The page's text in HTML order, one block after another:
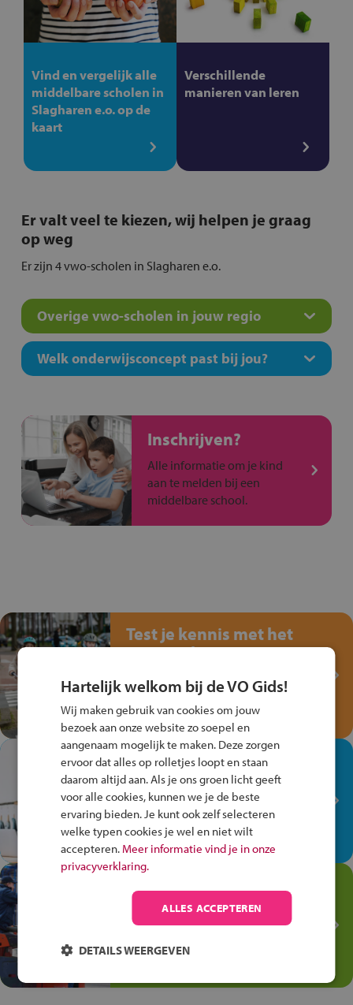
Vind en vergelijk alle
middelbare scholen in
Slagharen e.o. op de
kaart
Verschillende
manieren van leren
Er valt veel te kiezen, wij helpen je graag
op weg
Er zijn 4 vwo-scholen in Slagharen e.o.
Overige vwo-scholen in jouw regio
Welk onderwijsconcept past bij jou?
Inschrijven?
Alle informatie om je kind
aan te melden bij een
middelbare school.
Test je kennis met het
Fiets Veilig
Speel het Fiets Veilig Verkeersspel
en win een Cortina-fiets!
In de winkel ben je op je
plek!
Ontdek via het vmbo jouw talent
op de winkelvloer, waar elke dag
anders is!
Transport en Logistiek
Kies voor vmbo Transport en
logistiek: daar kun je mee
Hartelijk welkom bij de VO Gids!
Wij maken gebruik van cookies om jouw
bezoek aan onze website zo soepel en
aangenaam mogelijk te maken. Deze zorgen
ervoor dat alles op rolletjes loopt en staan
daarom altijd aan. Als je ons groen licht geeft
voor alle cookies, kunnen we je de beste
ervaring bieden. Je kunt ook zelf selecteren
welke typen cookies je wel en niet wilt
accepteren. Meer informatie vind je in onze
privacyverklaring.
ALLES ACCEPTEREN
DETAILS WEERGEVEN